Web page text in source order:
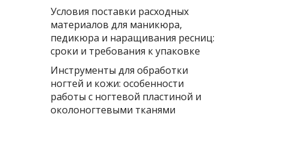
Условия поставки расходных
материалов для маникюра,
педикюра и наращивания ресниц:
сроки и требования к упаковке
Инструменты для обработки
ногтей и кожи: особенности
работы с ногтевой пластиной и
околоногтевыми тканями